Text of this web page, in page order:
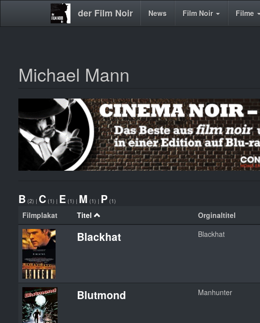
Direkt
der Film Noir
Main News Film Noir Filme
Michael Mann
B (2) | C (1) | E (1) | M (1) | P (1)
Filmplakat Titel Orginaltitel
Blackhat Blackhat
Blutmond Manhunter